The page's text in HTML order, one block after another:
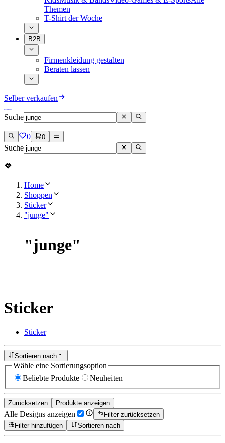
Themen
T-Shirt der Woche
B2B
Firmenkleidung gestalten
Beraten lassen
Selber verkaufen
Suche
0 0
Suche
Home
Shoppen
Sticker
"junge"
"junge"
Sticker
Sticker
Sortieren nach
Wähle eine Sortierungsoption
Beliebte Produkte
Neuheiten
Zurücksetzen Produkte anzeigen
Alle Designs anzeigen
Filter zurücksetzen
Filter hinzufügen
Sortieren nach